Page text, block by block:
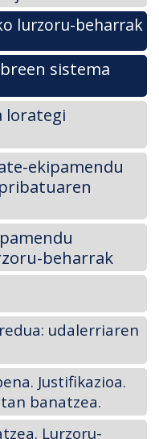
lurzoru-beharrak
sistema
lorategi
ekipamendu
beharrak
udalerriaren
Justifikazioa.
banatzea.
Lurzoru-